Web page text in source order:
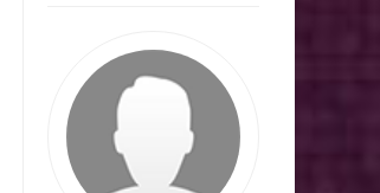
تشكيل فرع الاتحاد العربي
للتدريب بالوادي الجديد